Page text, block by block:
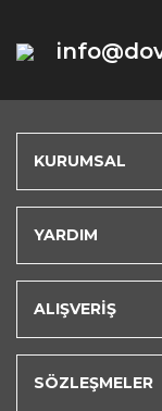
KURUMSAL
YARDIM
ALIŞVERİŞ
SÖZLEŞMELER